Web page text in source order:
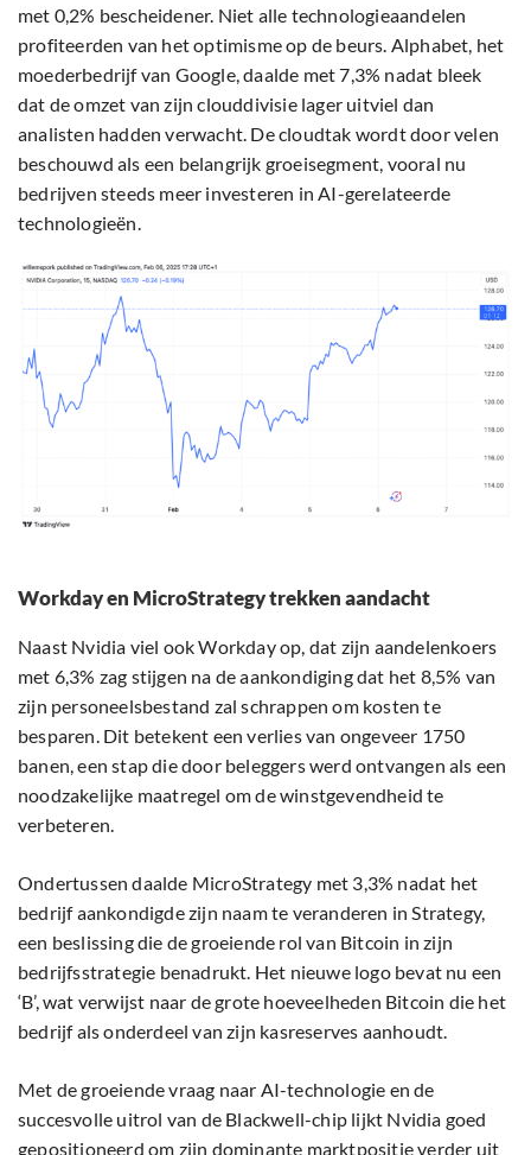
met 0,2% bescheidener. Niet alle technologieaandelen
profiteerden van het optimisme op de beurs. Alphabet, het
moederbedrijf van Google, daalde met 7,3% nadat bleek
dat de omzet van zijn clouddivisie lager uitviel dan
analisten hadden verwacht. De cloudtak wordt door velen
beschouwd als een belangrijk groeisegment, vooral nu
bedrijven steeds meer investeren in AI-gerelateerde
technologieën.
Workday en MicroStrategy trekken aandacht
Naast Nvidia viel ook Workday op, dat zijn aandelenkoers
met 6,3% zag stijgen na de aankondiging dat het 8,5% van
zijn personeelsbestand zal schrappen om kosten te
besparen. Dit betekent een verlies van ongeveer 1750
banen, een stap die door beleggers werd ontvangen als een
noodzakelijke maatregel om de winstgevendheid te
verbeteren.
Ondertussen daalde MicroStrategy met 3,3% nadat het
bedrijf aankondigde zijn naam te veranderen in Strategy,
een beslissing die de groeiende rol van Bitcoin in zijn
bedrijfsstrategie benadrukt. Het nieuwe logo bevat nu een
‘B’, wat verwijst naar de grote hoeveelheden Bitcoin die het
bedrijf als onderdeel van zijn kasreserves aanhoudt.
Met de groeiende vraag naar AI-technologie en de
succesvolle uitrol van de Blackwell-chip lijkt Nvidia goed
gepositioneerd om zijn dominante marktpositie verder uit